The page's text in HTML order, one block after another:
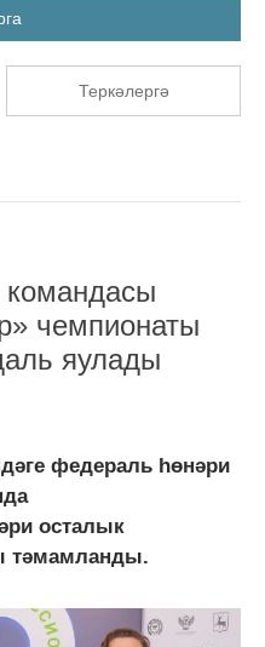
Теркәлергә
чемпионаты
яулады
федераль һөнәри
осталык
тәмамланды.